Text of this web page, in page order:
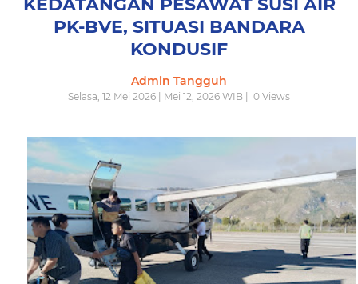
KEDATANGAN PESAWAT SUSI AIR
PK-BVE, SITUASI BANDARA
KONDUSIF
Admin Tangguh
Selasa, 12 Mei 2026 | Mei 12, 2026 WIB | 0 Views